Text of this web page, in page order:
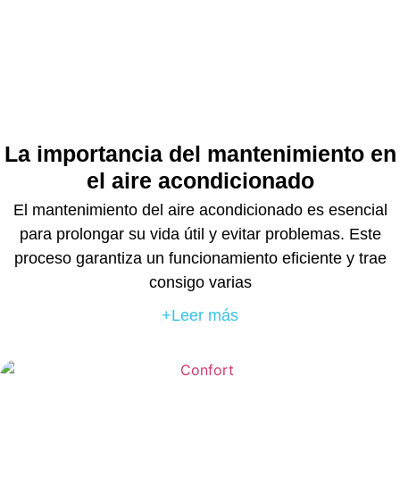
La importancia del mantenimiento en
el aire acondicionado
El mantenimiento del aire acondicionado es esencial
para prolongar su vida útil y evitar problemas. Este
proceso garantiza un funcionamiento eficiente y trae
consigo varias
+Leer más